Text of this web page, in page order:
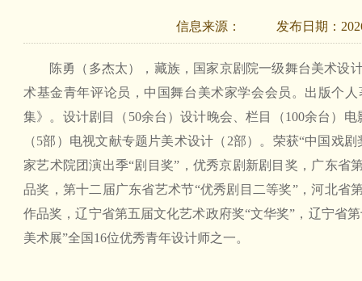
信息来源： 发布日期：
陈勇（多杰太），藏族，国家京剧院一级舞台美术设
术基金青年评论员，中国舞台美术家学会会员。出版个
集》。设计剧目（50余台）设计晚会、栏目（100余台）
（5部）电视文献专题片美术设计（2部）。荣获“中国戏
家艺术院团演出季“剧目奖”，优秀京剧新剧目奖，广东省
品奖，第十二届广东省艺术节“优秀剧目二等奖”，河北省
作品奖，辽宁省第五届文化艺术政府奖“文华奖”，辽宁省
美术展”全国16位优秀青年设计师之一。